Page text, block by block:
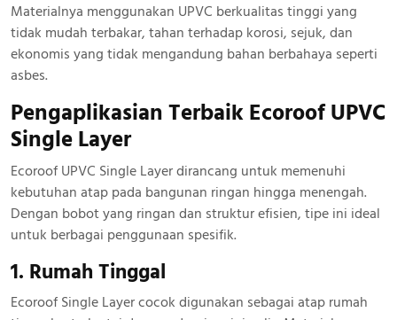
Materialnya menggunakan UPVC berkualitas tinggi yang
tidak mudah terbakar, tahan terhadap korosi, sejuk, dan
ekonomis yang tidak mengandung bahan berbahaya seperti
asbes.
Pengaplikasian Terbaik Ecoroof UPVC
Single Layer
Ecoroof UPVC Single Layer dirancang untuk memenuhi
kebutuhan atap pada bangunan ringan hingga menengah.
Dengan bobot yang ringan dan struktur efisien, tipe ini ideal
untuk berbagai penggunaan spesifik.
1. Rumah Tinggal
Ecoroof Single Layer cocok digunakan sebagai atap rumah